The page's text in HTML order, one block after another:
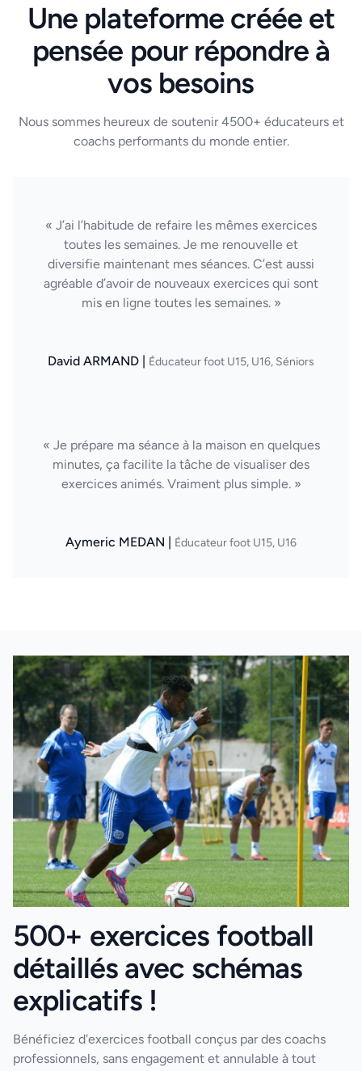
Une plateforme créée et
pensée pour répondre à
vos besoins
Nous sommes heureux de soutenir 4500+ éducateurs et
coachs performants du monde entier.
« J’ai l’habitude de refaire les mêmes exercices
toutes les semaines. Je me renouvelle et
diversifie maintenant mes séances. C’est aussi
agréable d’avoir de nouveaux exercices qui sont
mis en ligne toutes les semaines. »
David ARMAND | Éducateur foot U15, U16, Séniors
« Je prépare ma séance à la maison en quelques
minutes, ça facilite la tâche de visualiser des
exercices animés. Vraiment plus simple. »
Aymeric MEDAN | Éducateur foot U15, U16
500+ exercices football
détaillés avec schémas
explicatifs !
Bénéficiez d'exercices football conçus par des coachs
professionnels, sans engagement et annulable à tout